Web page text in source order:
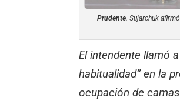
Prudente. Sujarchuk
El intendente llamó
habitualidad” en la
ocupación de